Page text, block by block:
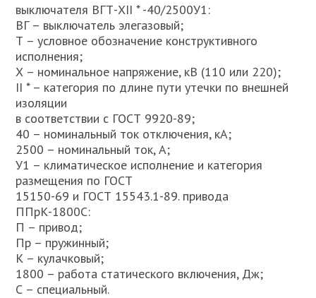
выключателя ВГТ-ХII * -40/2500У1:
ВГ – выключатель элегазовый;
Т – условное обозначение конструктивного
исполнения;
Х – номинальное напряжение, кВ (110 или 220);
II * – категория по длине пути утечки по внешней
изоляции
в соответствии с ГОСТ 9920-89;
40 – номинальный ток отключения, кА;
2500 – номинальный ток, А;
У1 – климатическое исполнение и категория
размещения по ГОСТ
15150-69 и ГОСТ 15543.1-89. привода
ППрК-1800С:
П – привод;
Пр – пружинный;
К – кулачковый;
1800 – работа статического включения, Дж;
С – специальный.